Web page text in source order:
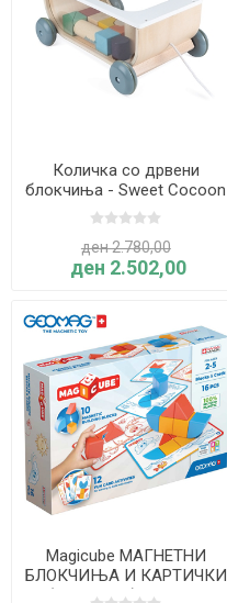
Количка со дрвени
блокчиња - Sweet Cocoon
- Janod
ден 2.780,00
ден 2.502,00
Magicube МАГНЕТНИ
БЛОКЧИЊА И КАРТИЧКИ
- (16 делови) - Geomag